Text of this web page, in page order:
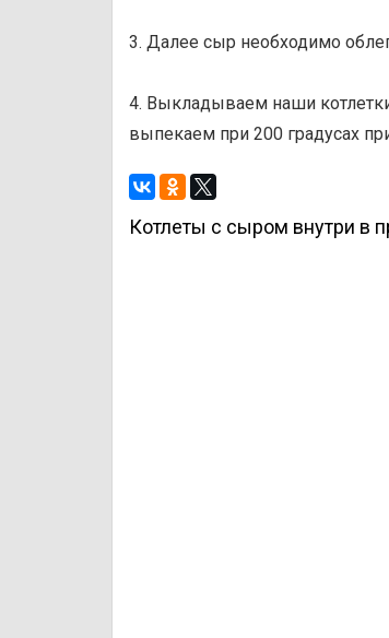
3. Далее сыр необходимо
4. Выкладываем наши
выпекаем при 200 градусах
Котлеты с сыром внутри в